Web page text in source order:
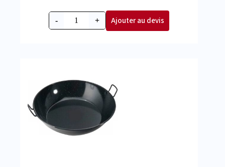
- + Ajouter au devis